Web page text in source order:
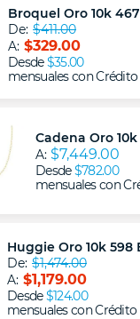
Broquel Oro 10k
De: $411.00
A: $329.00
Desde$35.00
mensuales con Crédito
Cadena Oro 10k
A: $7,449.00
Desde$782.00
mensuales con
Huggie Oro 10k 598
De: $1,474.00
A: $1,179.00
Desde$124.00
mensuales con Crédito